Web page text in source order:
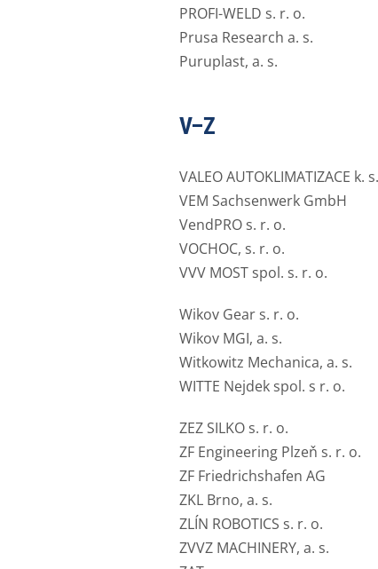
PROFI-WELD s. r. o.
Prusa Research a. s.
Puruplast, a. s.
V–Z
VALEO AUTOKLIMATIZACE k. s.
VEM Sachsenwerk GmbH
VendPRO s. r. o.
VOCHOC, s. r. o.
VVV MOST spol. s. r. o.
Wikov Gear s. r. o.
Wikov MGI, a. s.
Witkowitz Mechanica, a. s.
WITTE Nejdek spol. s r. o.
ZEZ SILKO s. r. o.
ZF Engineering Plzeň s. r. o.
ZF Friedrichshafen AG
ZKL Brno, a. s.
ZLÍN ROBOTICS s. r. o.
ZVVZ MACHINERY, a. s.